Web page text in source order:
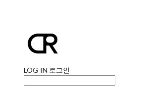
LOG IN 로그인